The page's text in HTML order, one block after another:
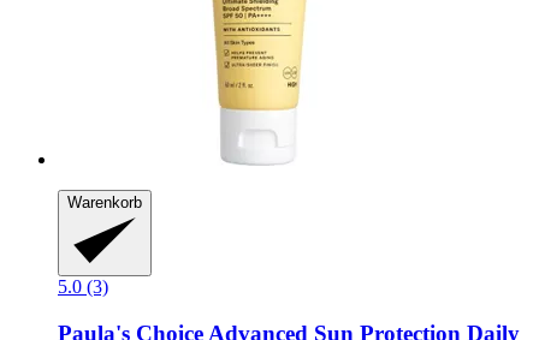
Warenkorb
5.0 (3)
Paula's Choice Advanced Sun Protection Daily